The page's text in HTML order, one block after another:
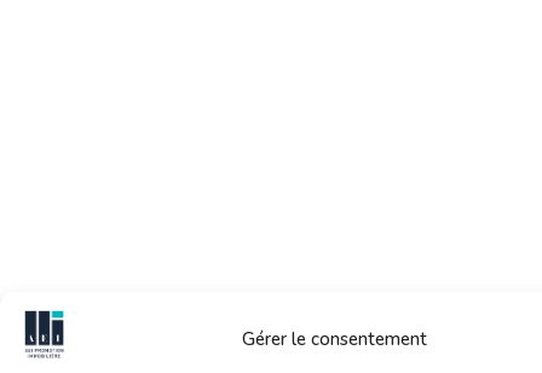
Gérer le consentement